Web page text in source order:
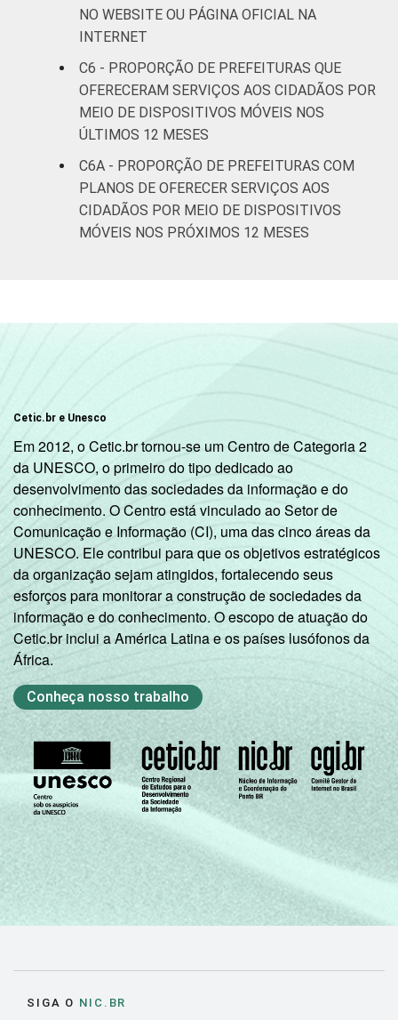
NO WEBSITE OU PÁGINA OFICIAL NA
INTERNET
C6 - PROPORÇÃO DE PREFEITURAS QUE
OFERECERAM SERVIÇOS AOS CIDADÃOS POR
MEIO DE DISPOSITIVOS MÓVEIS NOS
ÚLTIMOS 12 MESES
C6A - PROPORÇÃO DE PREFEITURAS COM
PLANOS DE OFERECER SERVIÇOS AOS
CIDADÃOS POR MEIO DE DISPOSITIVOS
MÓVEIS NOS PRÓXIMOS 12 MESES
Cetic.br e Unesco
Em 2012, o Cetic.br tornou-se um Centro de Categoria 2
da UNESCO, o primeiro do tipo dedicado ao
desenvolvimento das sociedades da informação e do
conhecimento. O Centro está vinculado ao Setor de
Comunicação e Informação (CI), uma das cinco áreas da
UNESCO. Ele contribui para que os objetivos estratégicos
da organização sejam atingidos, fortalecendo seus
esforços para monitorar a construção de sociedades da
informação e do conhecimento. O escopo de atuação do
Cetic.br inclui a América Latina e os países lusófonos da
África.
Conheça nosso trabalho
SIGA O NIC.BR